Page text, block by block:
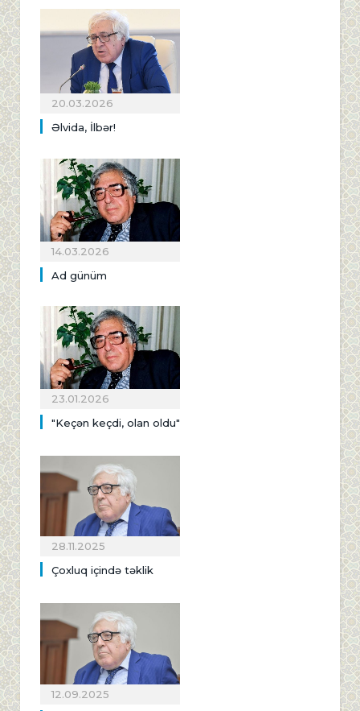
20.03.2026
Əlvida, İlbər!
14.03.2026
Ad günüm
23.01.2026
"Keçən keçdi, olan oldu"
28.11.2025
Çoxluq içində təklik
12.09.2025